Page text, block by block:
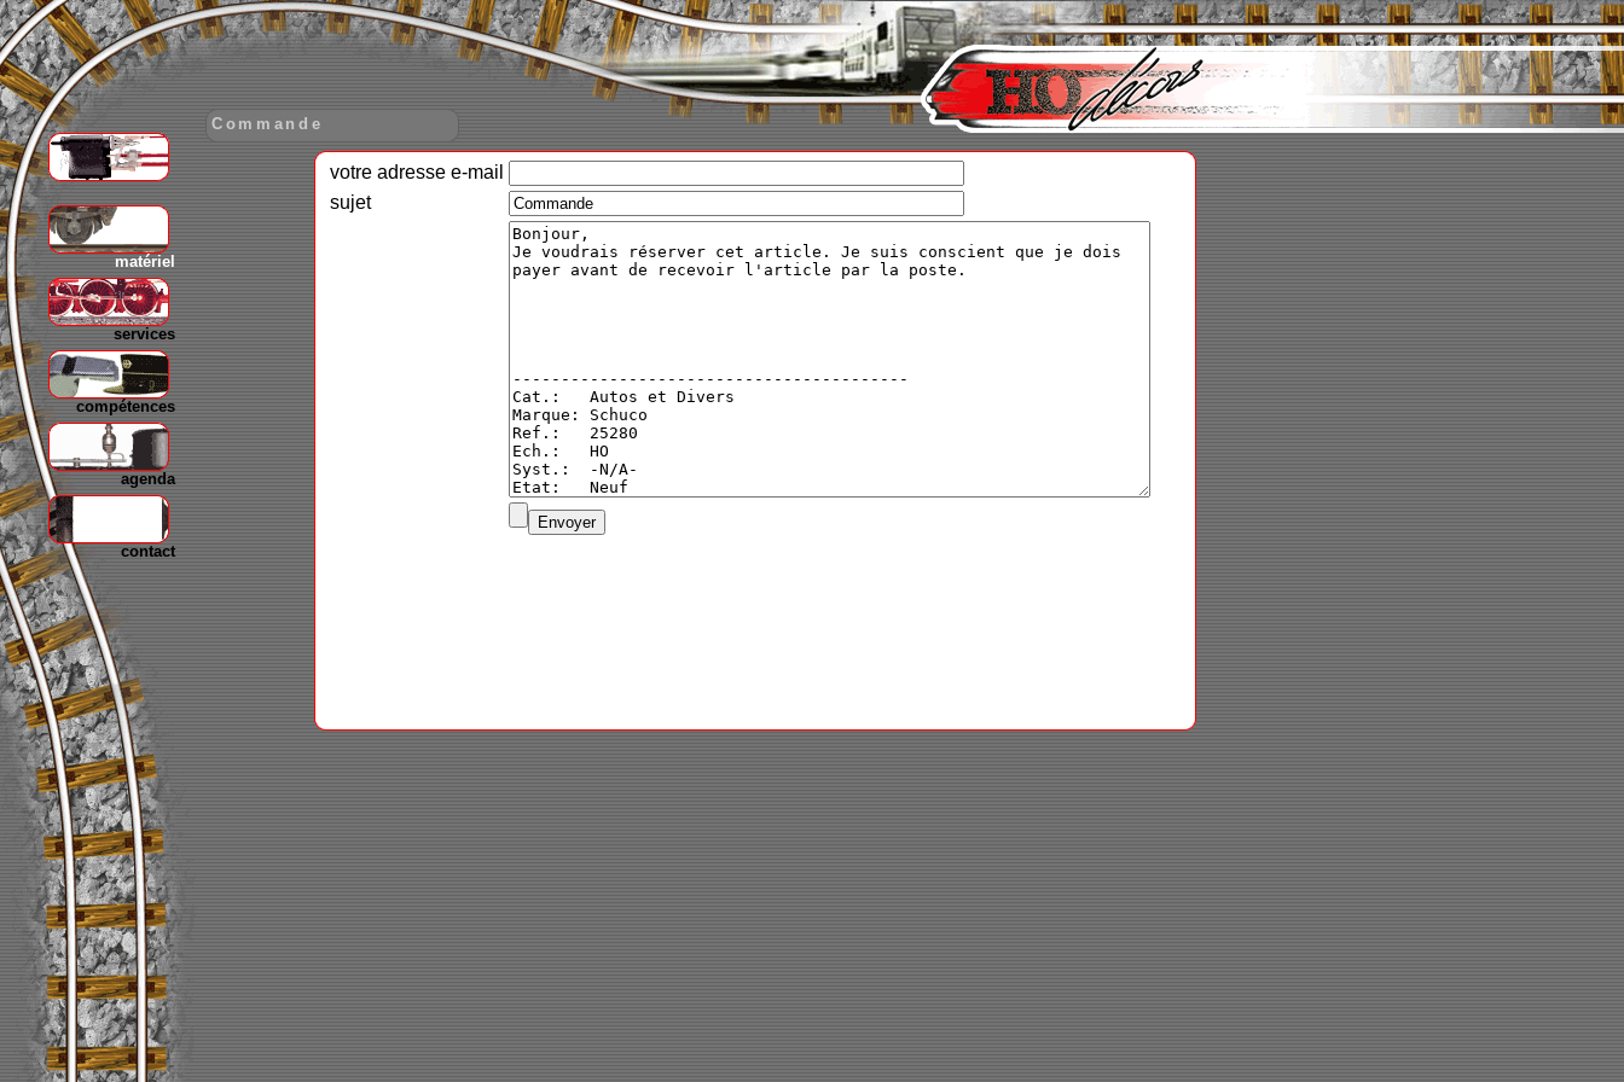
matériel
services
compétences
agenda
contact
Commande
votre adresse e-mail
sujet